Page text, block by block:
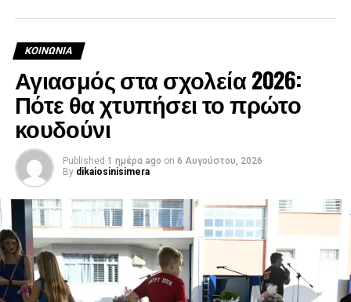
ΚΟΙΝΩΝΊΑ
Αγιασμός στα σχολεία 2026:
Πότε θα χτυπήσει το πρώτο
κουδούνι
Published 1 ημέρα ago on 6 Αυγούστου, 2026
By dikaiosinisimera